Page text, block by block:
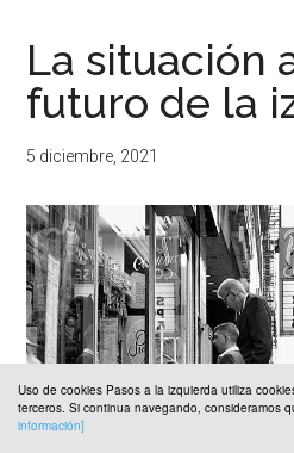
Uso de cookies Pasos a la izquierda utiliza
terceros. Si continua navegando, consideramos
información]
La situación
futuro de la
5 diciembre, 2021